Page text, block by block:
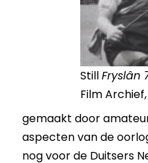
StillFryslân
Film
gemaakt door
aspecten van de
nog voor de Duitsers